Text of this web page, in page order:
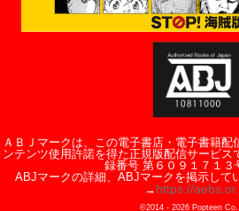
ＡＢＪマークは、この電子書店・電子書籍配
ンテンツ使用許諾を得た正規版配信サービス
録番号 第６０９１７１３
ABJマークの詳細、ABJマークを掲示して
→ https://
©2014 - 2026Popteen